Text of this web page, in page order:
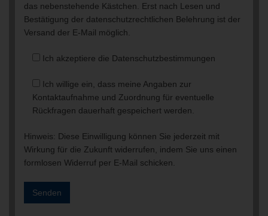
das nebenstehende Kästchen. Erst nach Lesen und
Bestätigung der datenschutzrechtlichen Belehrung ist der
Versand der E-Mail möglich.
Ich akzeptiere die Datenschutzbestimmungen
Ich willige ein, dass meine Angaben zur
Kontaktaufnahme und Zuordnung für eventuelle
Rückfragen dauerhaft gespeichert werden.
Hinweis: Diese Einwilligung können Sie jederzeit mit
Wirkung für die Zukunft widerrufen, indem Sie uns einen
formlosen Widerruf per E-Mail schicken.